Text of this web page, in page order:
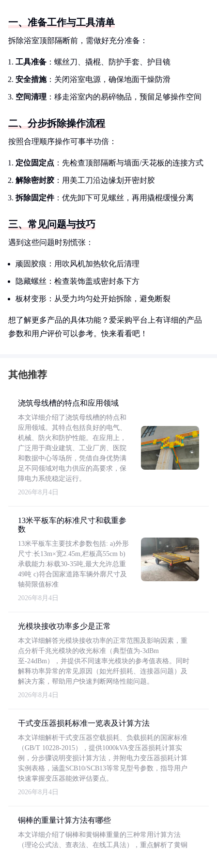
一、准备工作与工具清单
拆除浴室顶部隔断前，需做好充分准备：
工具准备 ：螺丝刀、撬棍、防护手套、护目镜
安全措施：关闭浴室电源，确保地面干燥防滑
空间清理 ：移走浴室内的易碎物品，预留足够操作空间
二、分步拆除操作流程
按照合理顺序操作可事半功倍：
定位固定点 ：先检查顶部隔断与墙面/天花板的连接方式
解除密封胶：用美工刀沿边缘划开密封胶
拆除固定件：优先卸下可见螺丝，再用撬棍缓慢分离
三、常见问题与技巧
遇到这些问题时别慌张：
顽固胶痕：用吹风机加热软化后清理
隐藏螺丝：检查装饰盖或密封条下方
板材变形：从受力均匀处开始拆除，避免断裂
想了解更多产品的具体功能？爱采购平台上有详细的产品
参数和用户评价可以参考。快来看看吧！
其他推荐
浇筑母线槽的特点和应用领域
本文详细介绍了浇筑母线槽的特点和
应用领域。其特点包括良好的电气、
机械、防火和防护性能。在应用上，
广泛用于商业建筑、工业厂房、医院
和数据中心等场所，凭借自身优势满
足不同领域对电力供应的高要求，保
障电力系统稳定运行。
2026年8月4日
13米平板车的标准尺寸和载重参
数
13米平板车主要技术参数包括: a)外形
尺寸:长13m×宽2.45m,栏板高55cm b)
承载能力:标载30-35吨,最大允许总重
49吨 c)符合国家道路车辆外廓尺寸及
轴荷限值标准
2026年8月4日
光模块接收功率多少是正常
本文详细解答光模块接收功率的正常范围及影响因素，重
点分析千兆光模块的收光标准（典型值为-3dBm
至-24dBm），并提供不同速率光模块的参考值表格。同时
解释功率异常的常见原因（如光纤损耗、连接器问题）及
解决方案，帮助用户快速判断网络性能问题。
2026年8月4日
干式变压器损耗标准一览表及计算方法
本文详细解析干式变压器空载损耗、负载损耗的国家标准
（GB/T 10228-2015），提供1000kVA变压器损耗计算实
例，分步骤说明变损计算方法，并附电力变压器损耗计算
实例表格，涵盖SCB10/SCB13等常见型号参数，指导用户
快速掌握变压器能效评估要点。
2026年8月4日
铜棒的重量计算方法有哪些
本文详细介绍了铜棒和黄铜棒重量的三种常用计算方法
（理论公式法、查表法、在线工具法），重点解析了黄铜